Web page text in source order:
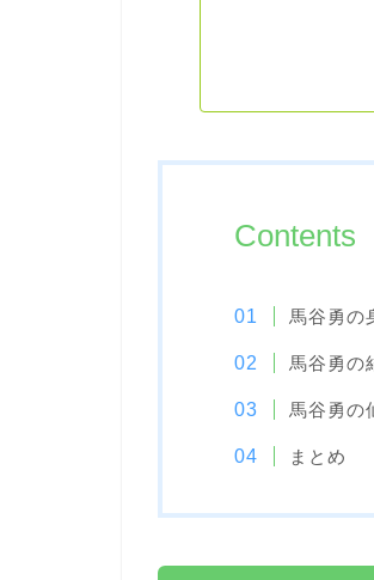
Contents
馬谷勇の
馬谷勇の
馬谷勇の
まとめ